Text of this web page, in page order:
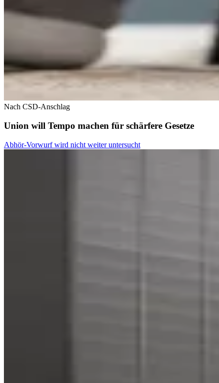
Nach CSD-Anschlag
Union will Tempo machen für schärfere Gesetze
Abhör-Vorwurf wird nicht weiter untersucht